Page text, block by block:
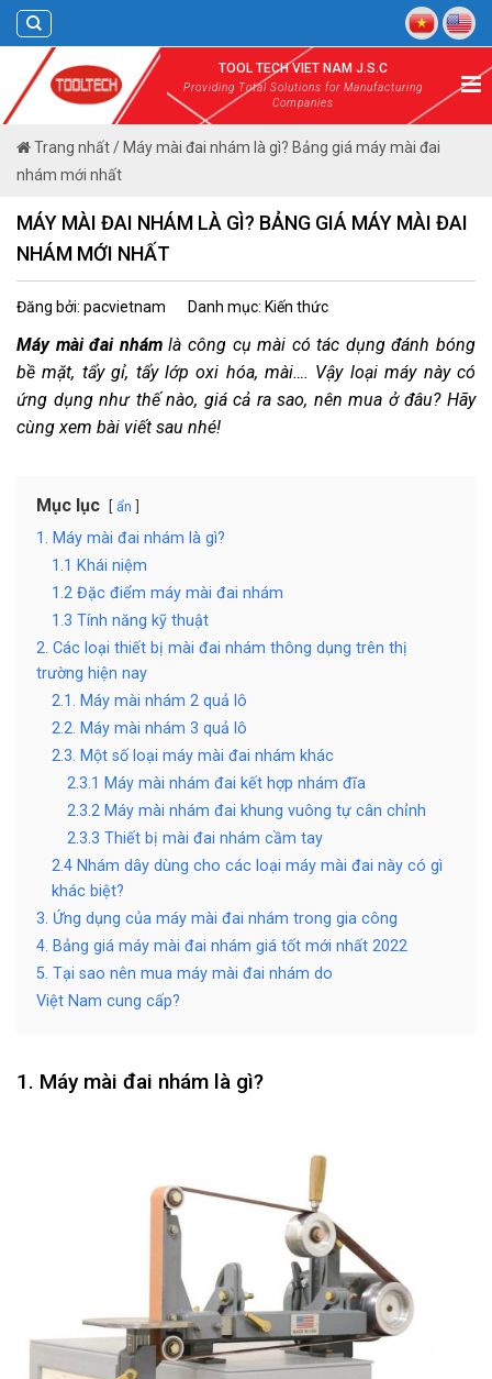
Skip
to
content
TOOL TECH VIET NAM J.S.C
Providing Total Solutions for Manufacturing
Companies
Trang nhất/ Máy mài đai nhám là gì? Bảng giá máy mài đai
nhám mới nhất
MÁY MÀI ĐAI NHÁM LÀ GÌ? BẢNG GIÁ MÁY MÀI ĐAI
NHÁM MỚI NHẤT
Đăng bởi: pacvietnam Danh mục: Kiến thức
Máy mài đai nhámlà công cụ mài có tác dụng đánh bóng
bề mặt, tẩy gỉ, tẩy lớp oxi hóa, mài…. Vậy loại máy này có
ứng dụng như thế nào, giá cả ra sao, nên mua ở đâu? Hãy
cùng xem bài viết sau nhé!
Mục lục ẩn
1. Máy mài đai nhám là gì?
1.1 Khái niệm
1.2 Đặc điểm máy mài đai nhám
1.3 Tính năng kỹ thuật
2. Các loại thiết bị mài đai nhám thông dụng trên thị
trường hiện nay
2.1. Máy mài nhám 2 quả lô
2.2. Máy mài nhám 3 quả lô
2.3. Một số loại máy mài đai nhám khác
2.3.1 Máy mài nhám đai kết hợp nhám đĩa
2.3.2 Máy mài nhám đai khung vuông tự cân chỉnh
2.3.3 Thiết bị mài đai nhám cầm tay
2.4 Nhám dây dùng cho các loại máy mài đai này có gì
khác biệt?
3. Ứng dụng của máy mài đai nhám trong gia công
4. Bảng giá máy mài đai nhám giá tốt mới nhất 2022
5. Tại sao nên mua máy mài đai nhám do
Việt Nam cung cấp?
1. Máy mài đai nhám là gì?